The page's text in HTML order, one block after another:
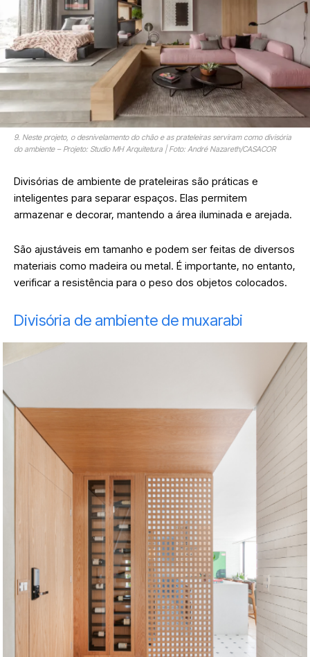
9. Neste projeto, o desnivelamento do chão e as prateleiras serviram como divisória
do ambiente – Projeto: Studio MH Arquitetura | Foto: André Nazareth/CASACOR
Divisórias de ambiente de prateleiras são práticas e
inteligentes para separar espaços. Elas permitem
armazenar e decorar, mantendo a área iluminada e arejada.
São ajustáveis em tamanho e podem ser feitas de diversos
materiais como madeira ou metal. É importante, no entanto,
verificar a resistência para o peso dos objetos colocados.
Divisória de ambiente de muxarabi